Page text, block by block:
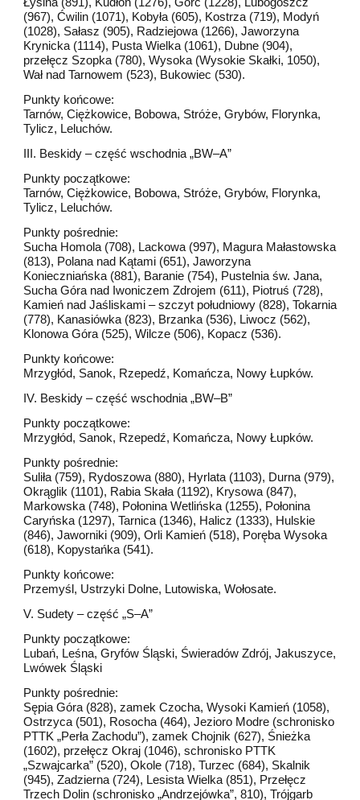
(967), Ćwilin (1071), Kobyła (605), Kostrza (719), Modyń
(1028), Sałasz (905), Radziejowa (1266), Jaworzyna
Krynicka (1114), Pusta Wielka (1061), Dubne (904),
przełęcz Szopka (780), Wysoka (Wysokie Skałki, 1050),
Wał nad Tarnowem (523), Bukowiec (530).
Punkty końcowe:
Tarnów, Ciężkowice, Bobowa, Stróże, Grybów, Florynka,
Tylicz, Leluchów.
III. Beskidy – część wschodnia „BW–A”
Punkty początkowe:
Tarnów, Ciężkowice, Bobowa, Stróże, Grybów, Florynka,
Tylicz, Leluchów.
Punkty pośrednie:
Sucha Homola (708), Lackowa (997), Magura Małastowska
(813), Polana nad Kątami (651), Jaworzyna
Konieczniańska (881), Baranie (754), Pustelnia św. Jana,
Sucha Góra nad Iwoniczem Zdrojem (611), Piotruś (728),
Kamień nad Jaśliskami – szczyt południowy (828), Tokarnia
(778), Kanasiówka (823), Brzanka (536), Liwocz (562),
Klonowa Góra (525), Wilcze (506), Kopacz (536).
Punkty końcowe:
Mrzygłód, Sanok, Rzepedź, Komańcza, Nowy Łupków.
IV. Beskidy – część wschodnia „BW–B”
Punkty początkowe:
Mrzygłód, Sanok, Rzepedź, Komańcza, Nowy Łupków.
Punkty pośrednie:
Suliła (759), Rydoszowa (880), Hyrlata (1103), Durna (979),
Okrąglik (1101), Rabia Skała (1192), Krysowa (847),
Markowska (748), Połonina Wetlińska (1255), Połonina
Caryńska (1297), Tarnica (1346), Halicz (1333), Hulskie
(846), Jaworniki (909), Orli Kamień (518), Poręba Wysoka
(618), Kopystańka (541).
Punkty końcowe:
Przemyśl, Ustrzyki Dolne, Lutowiska, Wołosate.
V. Sudety – część „S–A”
Punkty początkowe:
Lubań, Leśna, Gryfów Śląski, Świeradów Zdrój, Jakuszyce,
Lwówek Śląski
Punkty pośrednie:
Sępia Góra (828), zamek Czocha, Wysoki Kamień (1058),
Ostrzyca (501), Rosocha (464), Jezioro Modre (schronisko
PTTK „Perła Zachodu”), zamek Chojnik (627), Śnieżka
(1602), przełęcz Okraj (1046), schronisko PTTK
„Szwajcarka” (520), Okole (718), Turzec (684), Skalnik
(945), Zadzierna (724), Lesista Wielka (851), Przełęcz
Trzech Dolin (schronisko „Andrzejówka”, 810), Trójgarb